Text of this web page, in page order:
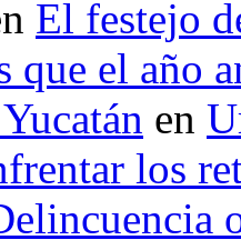
El festejo
que el año
en
los